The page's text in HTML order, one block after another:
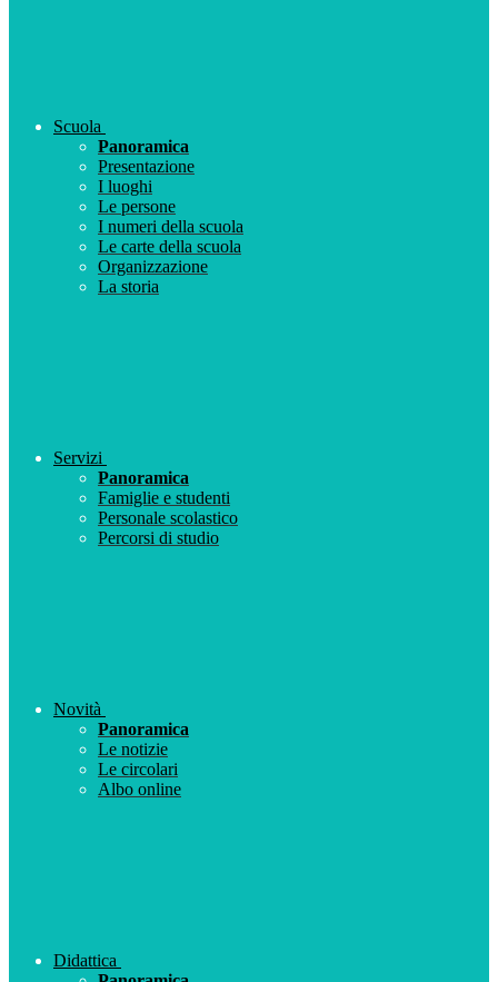
Scuola
Panoramica
Presentazione
I luoghi
Le persone
I numeri della scuola
Le carte della scuola
Organizzazione
La storia
Servizi
Panoramica
Famiglie e studenti
Personale scolastico
Percorsi di studio
Novità
Panoramica
Le notizie
Le circolari
Albo online
Didattica